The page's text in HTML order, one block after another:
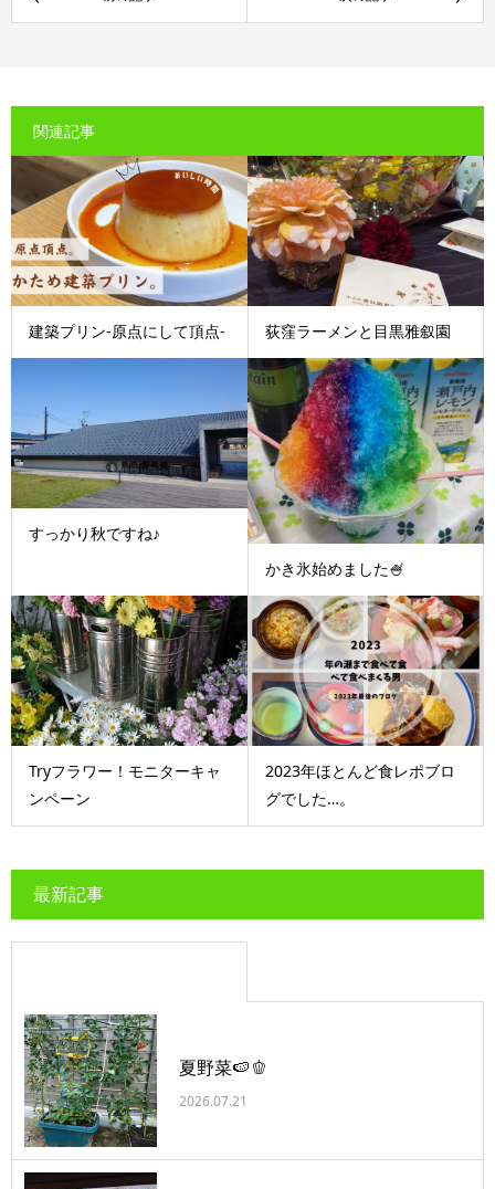
関連記事
建築プリン-原点にして頂点- 荻窪ラーメンと目黒雅叙園
すっかり秋ですね♪
かき氷始めました🍧
Tryフラワー！モニターキャ
ンペーン
2023年ほとんど食レポブロ
グでした…。
最新記事
夏野菜🍉🫑
2026.07.21